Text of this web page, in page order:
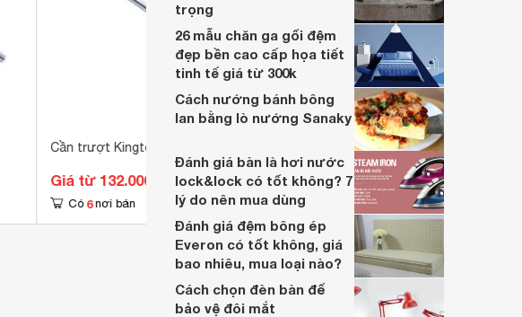
Cần trượt Kingtony 4572-12
Giá từ 132.000 đ
Có 6 nơi bán
Cần trượt Yato Yt-1565
Giá từ 99.000 đ
Có 3
trọng
26 mẫu chăn ga gối đệm
đẹp bền cao cấp họa tiết
tinh tế giá từ 300k
Cách nướng bánh bông
lan bằng lò nướng Sanaky
Đánh giá bàn là hơi nước
lock&lock có tốt không? 7
lý do nên mua dùng
Đánh giá đệm bông ép
Everon có tốt không, giá
bao nhiêu, mua loại nào?
Cách chọn đèn bàn để
bảo vệ đôi mắt